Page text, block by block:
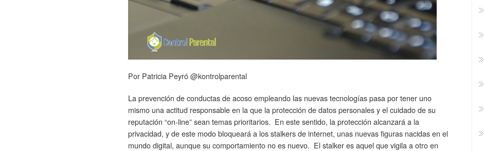
Por Patricia Peyró @kontrolparental
La prevención de conductas de acoso empleando las nuevas tecnologías pasa por tener uno
mismo una actitud responsable en la que la protección de datos personales y el cuidado de su
reputación “on-line” sean temas prioritarios. En este sentido, la protección alcanzará a la
privacidad, y de este modo bloqueará a los stalkers de internet, unas nuevas figuras nacidas en el
mundo digital, aunque su comportamiento no es nuevo. El stalker es aquel que vigila a otro en